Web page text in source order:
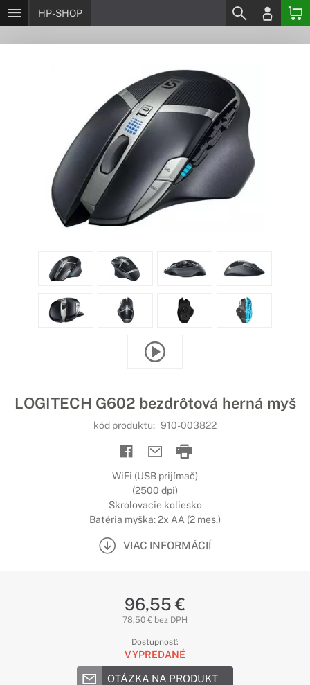
HP-SHOP
LOGITECH G602 bezdrôtová herná myš
kód produktu: 910-003822
WiFi (USB prijímač)
(2500 dpi)
Skrolovacie koliesko
Batéria myška: 2x AA (2 mes.)
VIAC INFORMÁCIÍ
96,55 €
78,50 € bez DPH
Dostupnosť:
VYPREDANÉ
OTÁZKA NA PRODUKT